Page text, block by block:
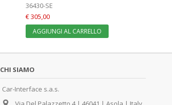
36430-SE
€ 305,00
AGGIUNGI AL CARRELLO
CHI SIAMO
Car-Interface s.a.s.